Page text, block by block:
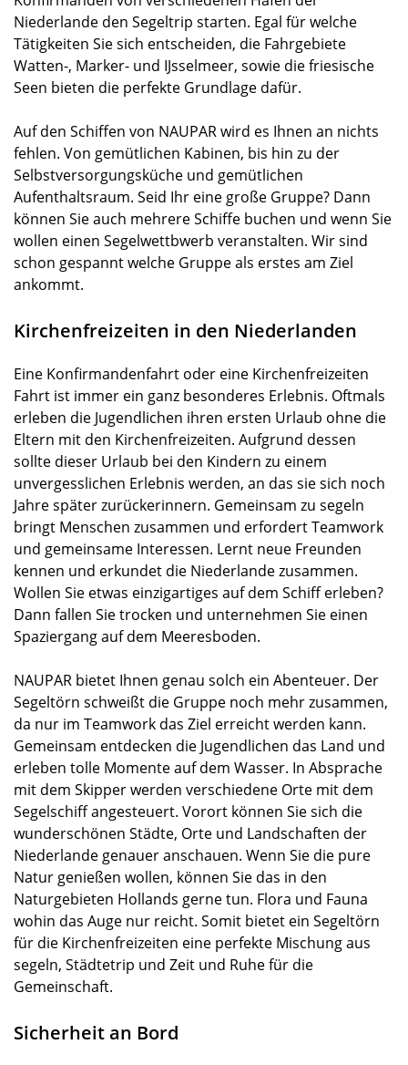
Niederlande den Segeltrip starten. Egal für welche
Tätigkeiten Sie sich entscheiden, die Fahrgebiete
Watten-, Marker- und IJsselmeer, sowie die friesische
Seen bieten die perfekte Grundlage dafür.
Auf den Schiffen von NAUPAR wird es Ihnen an nichts
fehlen. Von gemütlichen Kabinen, bis hin zu der
Selbstversorgungsküche und gemütlichen
Aufenthaltsraum. Seid Ihr eine große Gruppe? Dann
können Sie auch mehrere Schiffe buchen und wenn Sie
wollen einen Segelwettbwerb veranstalten. Wir sind
schon gespannt welche Gruppe als erstes am Ziel
ankommt.
Kirchenfreizeiten in den Niederlanden
Eine Konfirmandenfahrt oder eine Kirchenfreizeiten
Fahrt ist immer ein ganz besonderes Erlebnis. Oftmals
erleben die Jugendlichen ihren ersten Urlaub ohne die
Eltern mit den Kirchenfreizeiten. Aufgrund dessen
sollte dieser Urlaub bei den Kindern zu einem
unvergesslichen Erlebnis werden, an das sie sich noch
Jahre später zurückerinnern. Gemeinsam zu segeln
bringt Menschen zusammen und erfordert Teamwork
und gemeinsame Interessen. Lernt neue Freunden
kennen und erkundet die Niederlande zusammen.
Wollen Sie etwas einzigartiges auf dem Schiff erleben?
Dann fallen Sie trocken und unternehmen Sie einen
Spaziergang auf dem Meeresboden.
NAUPAR bietet Ihnen genau solch ein Abenteuer. Der
Segeltörn schweißt die Gruppe noch mehr zusammen,
da nur im Teamwork das Ziel erreicht werden kann.
Gemeinsam entdecken die Jugendlichen das Land und
erleben tolle Momente auf dem Wasser. In Absprache
mit dem Skipper werden verschiedene Orte mit dem
Segelschiff angesteuert. Vorort können Sie sich die
wunderschönen Städte, Orte und Landschaften der
Niederlande genauer anschauen. Wenn Sie die pure
Natur genießen wollen, können Sie das in den
Naturgebieten Hollands gerne tun. Flora und Fauna
wohin das Auge nur reicht. Somit bietet ein Segeltörn
für die Kirchenfreizeiten eine perfekte Mischung aus
segeln, Städtetrip und Zeit und Ruhe für die
Gemeinschaft.
Sicherheit an Bord